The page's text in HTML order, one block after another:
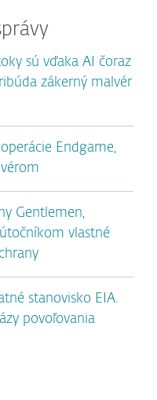
sú vďaka AI čoraz
zákerný malvér
Endgame,
Gentlemen,
vlastné
stanovisko EIA.
povoľovania